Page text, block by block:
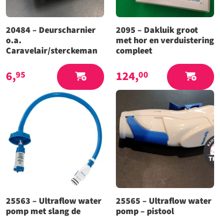
20484 – Deurscharnier
o.a.
Caravelair/sterckeman
6,95
2095 – Dakluik groot
met hor en verduistering
compleet
124,00
25563 – Ultraflow water
pomp met slang de
25565 – Ultraflow water
pomp – pistool